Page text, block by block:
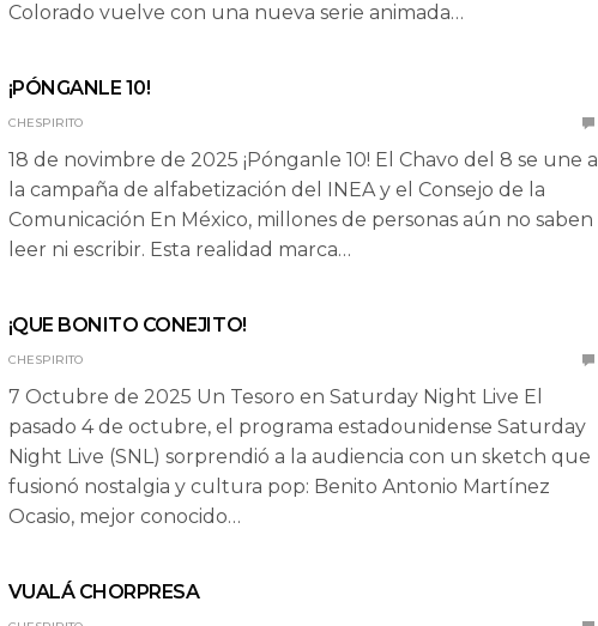
Colorado vuelve con una nueva serie animada…
¡PÓNGANLE 10!
CHESPIRITO
18 de novimbre de 2025 ¡Pónganle 10! El Chavo del 8 se une a
la campaña de alfabetización del INEA y el Consejo de la
Comunicación En México, millones de personas aún no saben
leer ni escribir. Esta realidad marca…
¡QUE BONITO CONEJITO!
CHESPIRITO
7 Octubre de 2025 Un Tesoro en Saturday Night Live El
pasado 4 de octubre, el programa estadounidense Saturday
Night Live (SNL) sorprendió a la audiencia con un sketch que
fusionó nostalgia y cultura pop: Benito Antonio Martínez
Ocasio, mejor conocido…
VUALÁ CHORPRESA